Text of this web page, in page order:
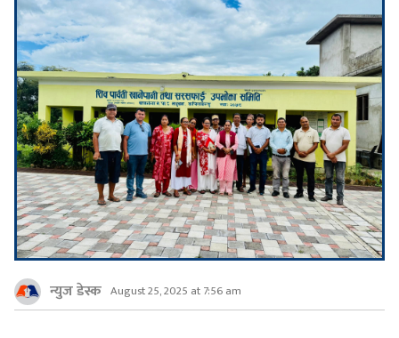
न्युज डेस्क August 25, 2025 at 7:56 am